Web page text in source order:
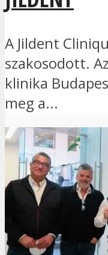
A Jildent
szakosodott.
klinika
meg a...